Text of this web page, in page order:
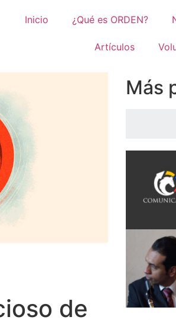
Inicio ¿Qué es ORDEN?
Artículos
de
Más